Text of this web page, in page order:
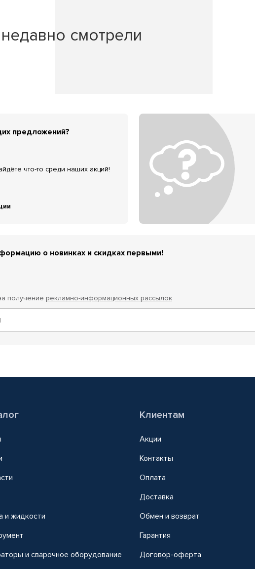
смотрели
предложений?
что-то среди наших акций!
о новинках и скидках первыми!
получение рекламно-информационных рассылок
и жидкости
и сварочное оборудование
Клиентам
Акции
Контакты
Оплата
Доставка
Обмен и возврат
Гарантия
Договор-оферта